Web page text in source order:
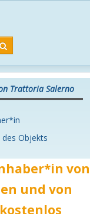
Trattoria Salerno
Objekts
von
und von
kostenlos